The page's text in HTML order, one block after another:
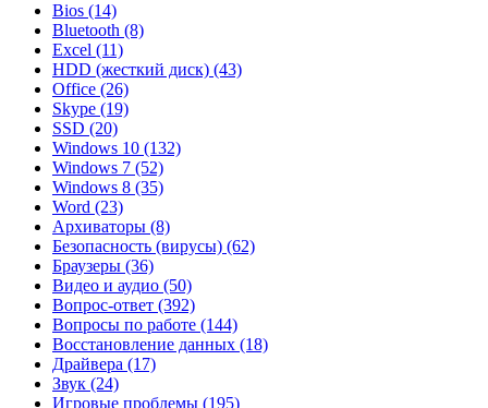
Bios (14)
Bluetooth (8)
Excel (11)
HDD (жесткий диск) (43)
Office (26)
Skype (19)
SSD (20)
Windows 10 (132)
Windows 7 (52)
Windows 8 (35)
Word (23)
Архиваторы (8)
Безопасность (вирусы) (62)
Браузеры (36)
Видео и аудио (50)
Вопрос-ответ (392)
Вопросы по работе (144)
Восстановление данных (18)
Драйвера (17)
Звук (24)
Игровые проблемы (195)